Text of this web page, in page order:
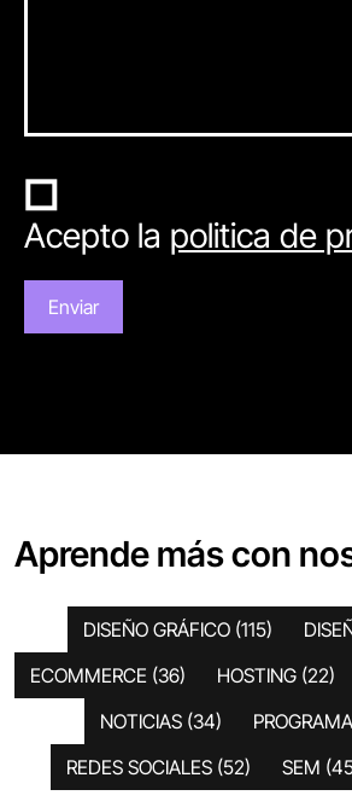
Acepto la politica de
Aprende más con
DISEÑO GRÁFICO (115)
ECOMMERCE (36) HOSTING (22)
NOTICIAS (34)
REDES SOCIALES (52) SEM